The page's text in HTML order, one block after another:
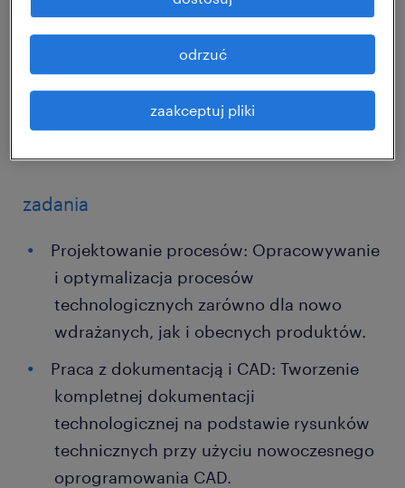
dokumentacji, wdrażanie programów CAM
oraz rozwiązywanie bieżących wyzwań
produkcyjnych we współpracy z innymi
działami. Oferujemy pracę stacjonarną w
nowoczesnym parku maszynowym bez
zadania
Projektowanie procesów: Opracowywanie
i optymalizacja procesów
technologicznych zarówno dla nowo
wdrażanych, jak i obecnych produktów.
Praca z dokumentacją i CAD: Tworzenie
kompletnej dokumentacji
technologicznej na podstawie rysunków
technicznych przy użyciu nowoczesnego
oprogramowania CAD.
zaakceptuj pliki
odrzuć